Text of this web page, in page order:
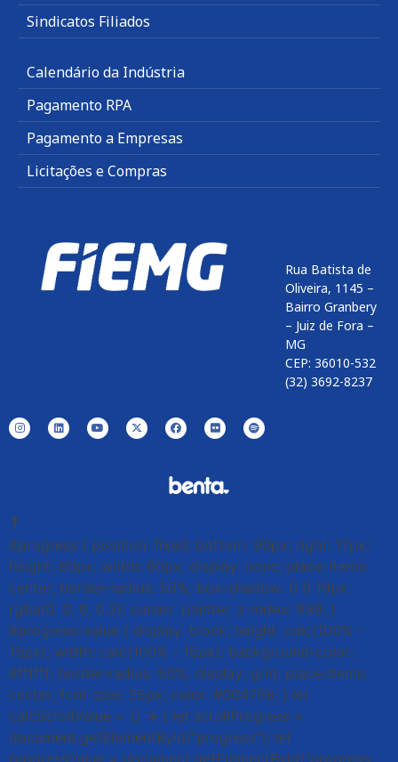
Sindicatos Filiados
Calendário da Indústria
Pagamento RPA
Pagamento a Empresas
Licitações e Compras
Rua Batista de
Oliveira, 1145 –
Bairro Granbery
– Juiz de Fora –
MG
CEP: 36010-532
(32) 3692-8237
⤒
#progress { position: fixed; bottom: 90px; right: 17px;
height: 60px; width: 60px; display: none; place-items:
center; border-radius: 50%; box-shadow: 0 0 10px
rgba(0, 0, 0, 0.2); cursor: pointer; z-index: 999; }
#progress-value { display: block; height: calc(100% -
15px); width: calc(100% - 15px); background-color:
#ffffff; border-radius: 50%; display: grid; place-items:
center; font-size: 35px; color: #004796; } let
calcScrollValue = () => { let scrollProgress =
document.getElementById("progress"); let
progressValue = document.getElementById("progress-